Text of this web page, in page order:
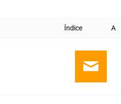
Índice A